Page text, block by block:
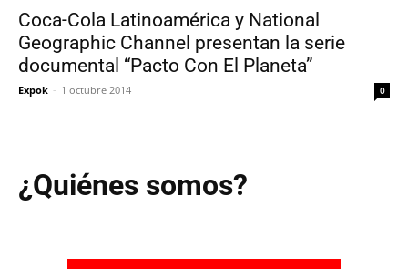
Coca-Cola Latinoamérica y National
Geographic Channel presentan la serie
documental “Pacto Con El Planeta”
Expok - 1 octubre 2014 0
¿Quiénes somos?